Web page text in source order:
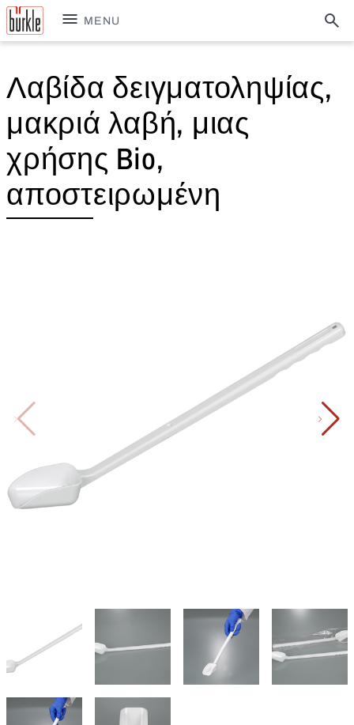
MENU
Λαβίδα δειγματοληψίας,
μακριά λαβή, μιας
χρήσης Bio,
αποστειρωμένη